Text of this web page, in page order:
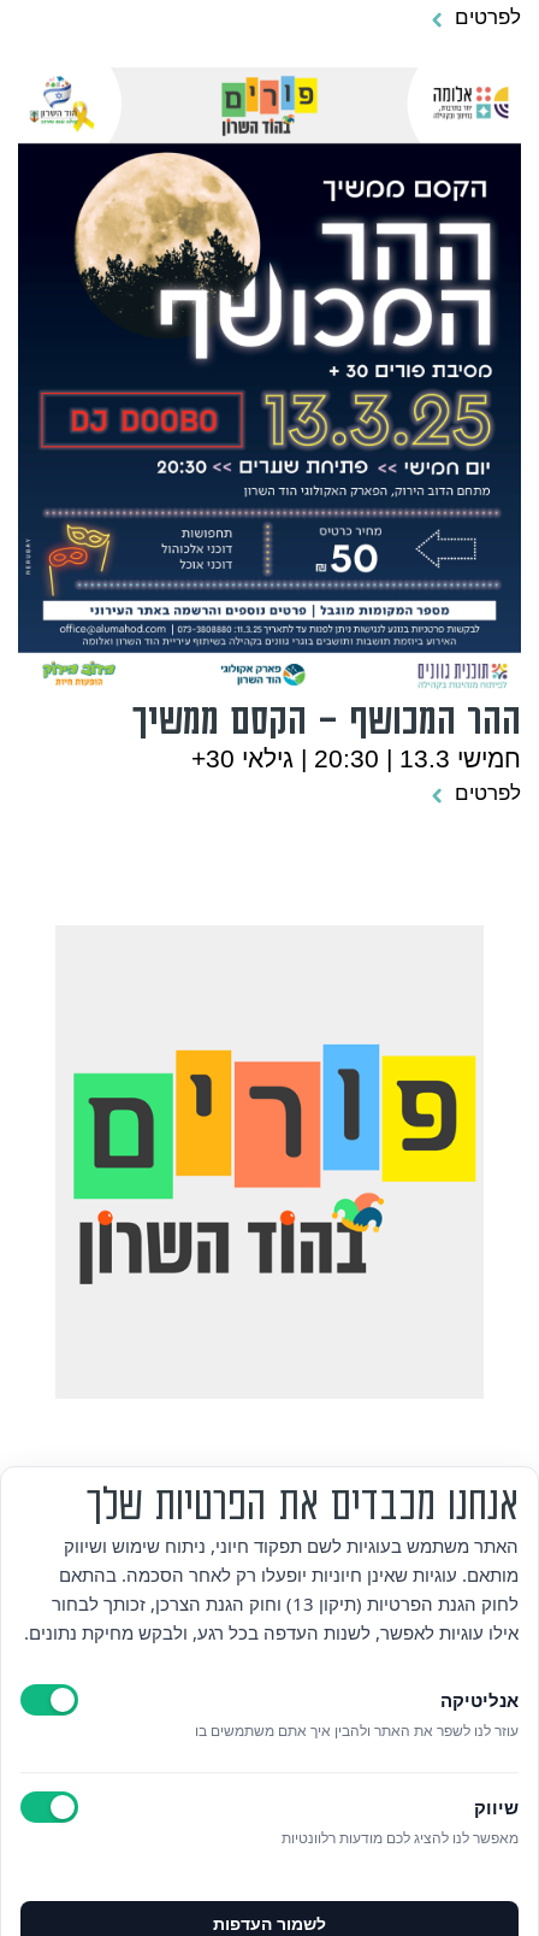
לפרטים
ההר המכושף – הקסם ממשיך
חמישי 13.3 | 20:30 | גילאי 30+
לפרטים
לפרטים נוספים בטלפון/הודעה
אזור אישי
מדיניות פרטיות
הצהרת נגישות
ניהול עוגיות
אנחנו מכבדים את הפרטיות שלך
האתר משתמש בעוגיות לשם תפקוד חיוני, ניתוח שימוש ושיווק
מותאם. עוגיות שאינן חיוניות יופעלו רק לאחר הסכמה. בהתאם
לחוק הגנת הפרטיות (תיקון 13) וחוק הגנת הצרכן, זכותך לבחור
אילו עוגיות לאפשר, לשנות העדפה בכל רגע, ולבקש מחיקת נתונים.
אנליטיקה
עוזר לנו לשפר את האתר ולהבין איך אתם משתמשים בו
שיווק
מאפשר לנו להציג לכם מודעות רלוונטיות
לשמור העדפות